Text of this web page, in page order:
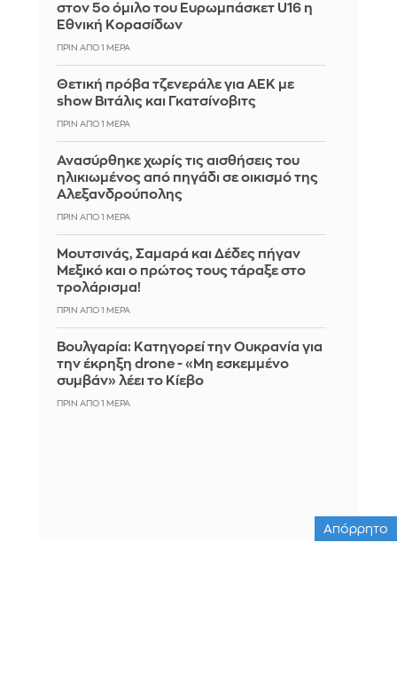
στον 5ο όμιλο του Ευρωμπάσκετ U16 η
Εθνική Κορασίδων
ΠΡΙΝ ΑΠΌ 1 ΜΈΡΑ
Θετική πρόβα τζενεράλε για ΑΕΚ με
show Βιτάλις και Γκατσίνοβιτς
ΠΡΙΝ ΑΠΌ 1 ΜΈΡΑ
Ανασύρθηκε χωρίς τις αισθήσεις του
ηλικιωμένος από πηγάδι σε οικισμό της
Αλεξανδρούπολης
ΠΡΙΝ ΑΠΌ 1 ΜΈΡΑ
Μουτσινάς, Σαμαρά και Δέδες πήγαν
Μεξικό και ο πρώτος τους τάραξε στο
τρολάρισμα!
ΠΡΙΝ ΑΠΌ 1 ΜΈΡΑ
Βουλγαρία: Κατηγορεί την Ουκρανία για
την έκρηξη drone - «Μη εσκεμμένο
συμβάν» λέει το Κίεβο
ΠΡΙΝ ΑΠΌ 1 ΜΈΡΑ
Απόρρητο